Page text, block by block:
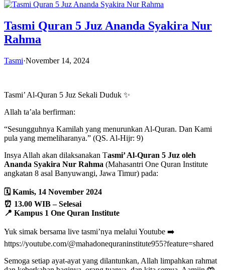
Tasmi Quran 5 Juz Ananda Syakira Nur
Rahma
Tasmi·November 14, 2024
Tasmi’ Al-Quran 5 Juz Sekali Duduk ✨
Allah ta’ala berfirman:
“Sesungguhnya Kamilah yang menurunkan Al-Quran. Dan Kami
pula yang memeliharanya.” (QS. Al-Hijr: 9)
Insya Allah akan dilaksanakan Tasmi’ Al-Quran 5 Juz oleh
Ananda Syakira Nur Rahma (Mahasantri One Quran Institute
angkatan 8 asal Banyuwangi, Jawa Timur) pada:
🗓️ Kamis, 14 November 2024
⏰ 13.00 WIB – Selesai
📍 Kampus 1 One Quran Institute
Yuk simak bersama live tasmi’nya melalui Youtube ➡️
https://youtube.com/@mahadonequraninstitute955?feature=shared
Semoga setiap ayat-ayat yang dilantunkan, Allah limpahkan rahmat